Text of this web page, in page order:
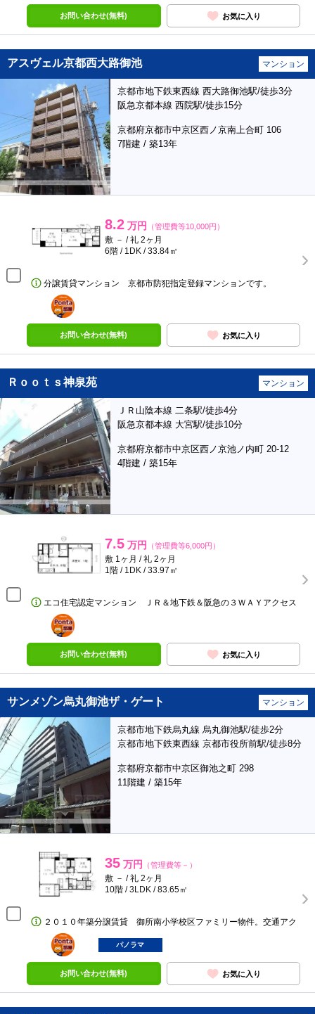
お問い合わせ(無料) お気に入り
アスヴェル京都西大路御池 マンション
京都市地下鉄東西線 西大路御池駅/徒歩3分
阪急京都本線 西院駅/徒歩15分
京都府京都市中京区西ノ京南上合町 106
7階建 / 築13年
8.2 万円 （管理費等10,000円）
敷 － / 礼 2ヶ月
6階 / 1DK / 33.84㎡
分譲賃貸マンション 京都市防犯指定登録マンションです。
ポンタ
部屋
お問い合わせ(無料) お気に入り
Ｒｏｏｔｓ神泉苑 マンション
ＪＲ山陰本線 二条駅/徒歩4分
阪急京都本線 大宮駅/徒歩10分
京都府京都市中京区西ノ京池ノ内町 20-12
4階建 / 築15年
7.5 万円 （管理費等6,000円）
敷 1ヶ月 / 礼 2ヶ月
1階 / 1DK / 33.97㎡
エコ住宅認定マンション ＪＲ＆地下鉄＆阪急の３ＷＡＹアクセス
ポンタ
部屋
お問い合わせ(無料) お気に入り
サンメゾン烏丸御池ザ・ゲート マンション
京都市地下鉄烏丸線 烏丸御池駅/徒歩2分
京都市地下鉄東西線 京都市役所前駅/徒歩8分
京都府京都市中京区御池之町 298
11階建 / 築15年
35 万円 （管理費等－）
敷 － / 礼 2ヶ月
10階 / 3LDK / 83.65㎡
２０１０年築分譲賃貸 御所南小学校区ファミリー物件。交通アク
ポンタ
部屋
パノラマ
お問い合わせ(無料) お気に入り